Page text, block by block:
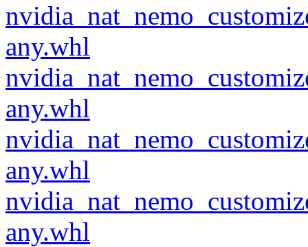
any.whl
any.whl
any.whl
any.whl